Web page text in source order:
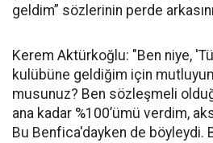
geldim” sözlerinin perde
Kerem Aktürkoğlu: "Ben niye,
kulübüne geldiğim için
musunuz? Ben sözleşmeli
ana kadar %100’ümü verdim,
Bu Benfica'dayken de böyleydi.